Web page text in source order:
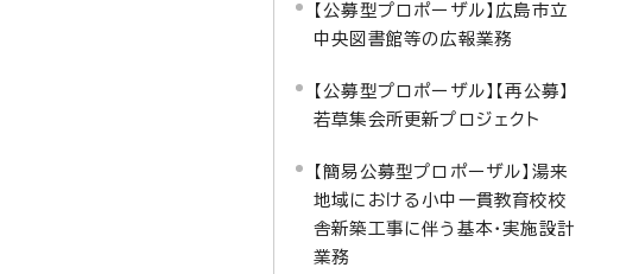
【公募型プロポーザル】広島市立
中央図書館等の広報業務
【公募型プロポーザル】【再公募】
若草集会所更新プロジェクト
【簡易公募型プロポーザル】湯来
地域における小中一貫教育校校
舎新築工事に伴う基本・実施設計
業務